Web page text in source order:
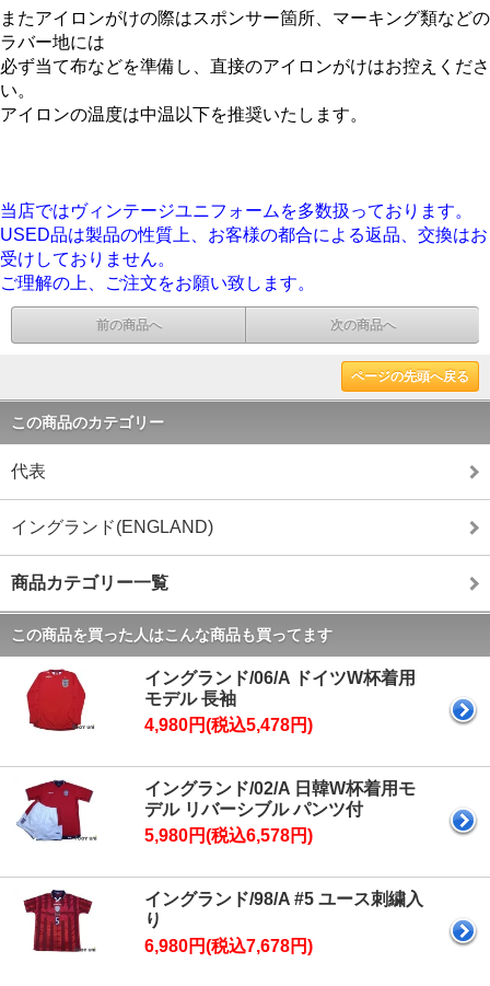
またアイロンがけの際はスポンサー箇所、マーキング類などの
ラバー地には
必ず当て布などを準備し、直接のアイロンがけはお控えくださ
い。
アイロンの温度は中温以下を推奨いたします。
当店ではヴィンテージユニフォームを多数扱っております。
USED品は製品の性質上、お客様の都合による返品、交換はお
受けしておりません。
ご理解の上、ご注文をお願い致します。
前の商品へ 次の商品へ
ページの先頭へ戻る
この商品のカテゴリー
代表
イングランド(ENGLAND)
商品カテゴリー一覧
この商品を買った人はこんな商品も買ってます
イングランド/06/A ドイツW杯着用
モデル 長袖
4,980円(税込5,478円)
イングランド/02/A 日韓W杯着用モ
デル リバーシブル パンツ付
5,980円(税込6,578円)
イングランド/98/A #5 ユース刺繍入
り
6,980円(税込7,678円)